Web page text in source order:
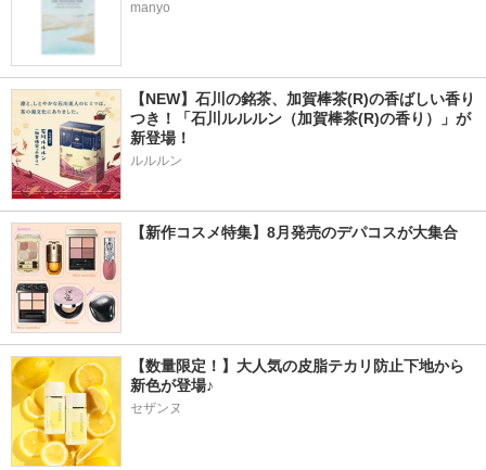
manyo
【NEW】石川の銘茶、加賀棒茶(R)の香ばしい香り
つき！「石川ルルルン（加賀棒茶(R)の香り）」が
新登場！
ルルルン
【新作コスメ特集】8月発売のデパコスが大集合
【数量限定！】大人気の皮脂テカリ防止下地から
新色が登場♪
セザンヌ